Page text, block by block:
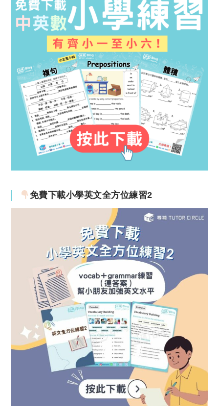
免費下載小學英文全方位練習2